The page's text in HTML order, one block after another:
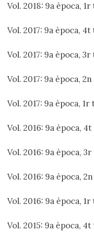
Vol. 2018: 9a època,
Vol. 2017: 9a època,
Vol. 2017: 9a època,
Vol. 2017: 9a època,
Vol. 2017: 9a època,
Vol. 2016: 9a època,
Vol. 2016: 9a època,
Vol. 2016: 9a època,
Vol. 2016: 9a època,
Vol. 2015: 9a època,